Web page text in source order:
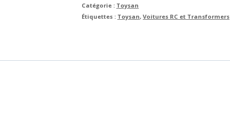
Catégorie : Toysan
Étiquettes : Toysan,Voitures RC et Transformers